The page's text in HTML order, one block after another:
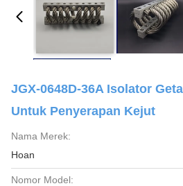
JGX-0648D-36A Isolator
Untuk Penyerapan Kejut
Nama Merek:
Hoan
Nomor Model: